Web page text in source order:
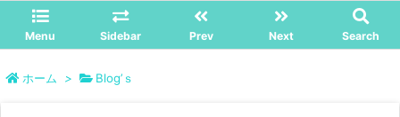
Menu Sidebar Prev Next Search
ホーム > Blog’ｓ